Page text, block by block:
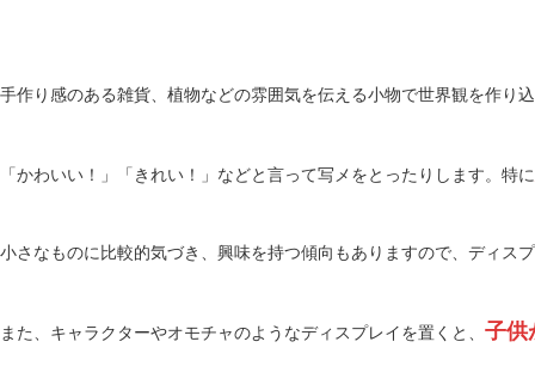
手作り感のある雑貨、植物などの雰囲気を伝える小物で世界観を作り
「かわいい！」「きれい！」などと言って写メをとったりします。特に
小さなものに比較的気づき、興味を持つ傾向もありますので、ディス
また、キャラクターやオモチャのようなディスプレイを置くと、 子供